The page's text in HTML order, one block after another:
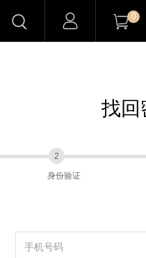
   0
找回
2
身份验证